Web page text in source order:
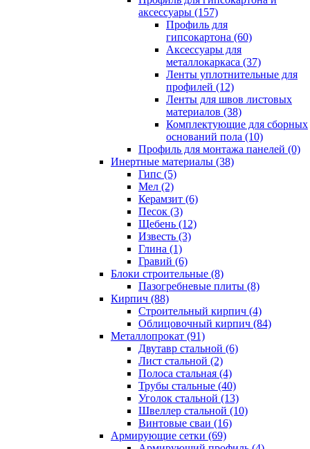
аксессуары (157)
Профиль для
гипсокартона (60)
Аксессуары для
металлокаркаса (37)
Ленты уплотнительные для
профилей (12)
Ленты для швов листовых
материалов (38)
Комплектующие для сборных
оснований пола (10)
Профиль для монтажа панелей (0)
Инертные материалы (38)
Гипс (5)
Мел (2)
Керамзит (6)
Песок (3)
Щебень (12)
Известь (3)
Глина (1)
Гравий (6)
Блоки строительные (8)
Пазогребневые плиты (8)
Кирпич (88)
Строительный кирпич (4)
Облицовочный кирпич (84)
Металлопрокат (91)
Двутавр стальной (6)
Лист стальной (2)
Полоса стальная (4)
Трубы стальные (40)
Уголок стальной (13)
Швеллер стальной (10)
Винтовые сваи (16)
Армирующие сетки (69)